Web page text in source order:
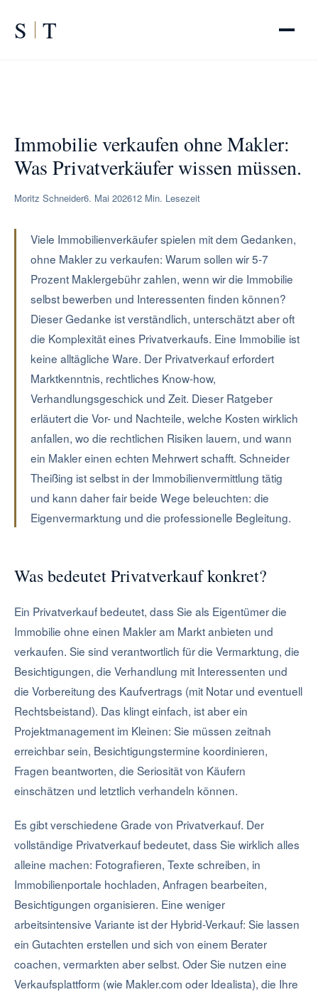
S T
Immobilie verkaufen ohne Makler:
Was Privatverkäufer wissen müssen.
Moritz Schneider6. Mai 202612 Min. Lesezeit
Viele Immobilienverkäufer spielen mit dem Gedanken,
ohne Makler zu verkaufen: Warum sollen wir 5-7
Prozent Maklergebühr zahlen, wenn wir die Immobilie
selbst bewerben und Interessenten finden können?
Dieser Gedanke ist verständlich, unterschätzt aber oft
die Komplexität eines Privatverkaufs. Eine Immobilie ist
keine alltägliche Ware. Der Privatverkauf erfordert
Marktkenntnis, rechtliches Know-how,
Verhandlungsgeschick und Zeit. Dieser Ratgeber
erläutert die Vor- und Nachteile, welche Kosten wirklich
anfallen, wo die rechtlichen Risiken lauern, und wann
ein Makler einen echten Mehrwert schafft. Schneider
Theißing ist selbst in der Immobilienvermittlung tätig
und kann daher fair beide Wege beleuchten: die
Eigenvermarktung und die professionelle Begleitung.
Was bedeutet Privatverkauf konkret?
Ein Privatverkauf bedeutet, dass Sie als Eigentümer die
Immobilie ohne einen Makler am Markt anbieten und
verkaufen. Sie sind verantwortlich für die Vermarktung, die
Besichtigungen, die Verhandlung mit Interessenten und
die Vorbereitung des Kaufvertrags (mit Notar und eventuell
Rechtsbeistand). Das klingt einfach, ist aber ein
Projektmanagement im Kleinen: Sie müssen zeitnah
erreichbar sein, Besichtigungstermine koordinieren,
Fragen beantworten, die Seriosität von Käufern
einschätzen und letztlich verhandeln können.
Es gibt verschiedene Grade von Privatverkauf. Der
vollständige Privatverkauf bedeutet, dass Sie wirklich alles
alleine machen: Fotografieren, Texte schreiben, in
Immobilienportale hochladen, Anfragen bearbeiten,
Besichtigungen organisieren. Eine weniger
arbeitsintensive Variante ist der Hybrid-Verkauf: Sie lassen
ein Gutachten erstellen und sich von einem Berater
coachen, vermarkten aber selbst. Oder Sie nutzen eine
Verkaufsplattform (wie Makler.com oder Idealista), die Ihre